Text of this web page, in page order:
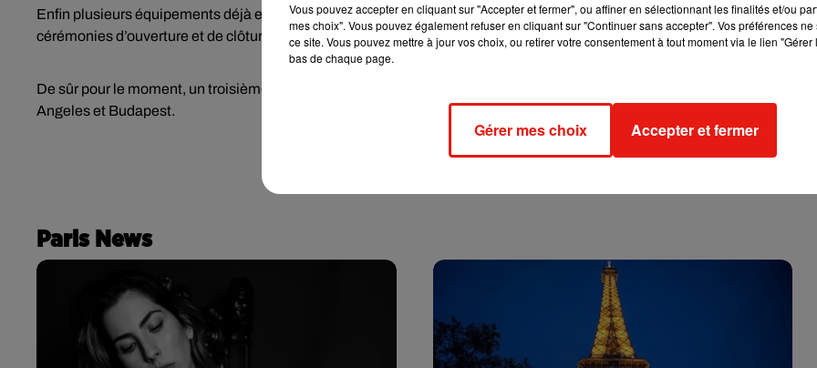
Enfin plusieurs équipements déjà existant pourraient être rénovés à l’image du Stade de France où se déroulerait les
cérémonies d’ouverture et de clôture.
De sûr pour le moment, un troisième volet sera déposé en février avant la décision finale en septembre 2017, face à Los
Angeles et Budapest.
Paris News
Vous pouvez accepter en cliquant sur "Accepter et fermer", ou affiner en sélectionnant les finalités et/ou
mes choix". Vous pouvez également refuser en cliquant sur "Continuer sans accepter". Vos préférences
ce site. Vous pouvez mettre à jour vos choix, ou retirer votre consentement à tout moment via le lien
bas de chaque page.
Gérer mes choix Accepter et fermer